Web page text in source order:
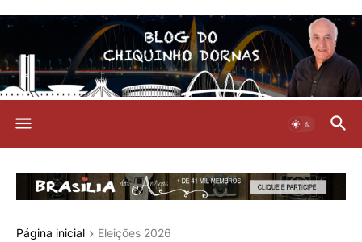
Página inicial Eleições 2026